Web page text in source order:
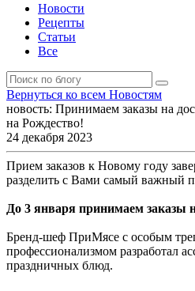
Новости
Рецепты
Статьи
Все
Вернуться ко всем Новостям
новость: Принимаем заказы на
на Рождество!
24 декабря 2023
Прием заказов к Новому году
разделить с Вами самый важный
До 3 января принимаем заказы
Бренд-шеф ПриМясе с особым
профессионализмом разработал
праздничных блюд.